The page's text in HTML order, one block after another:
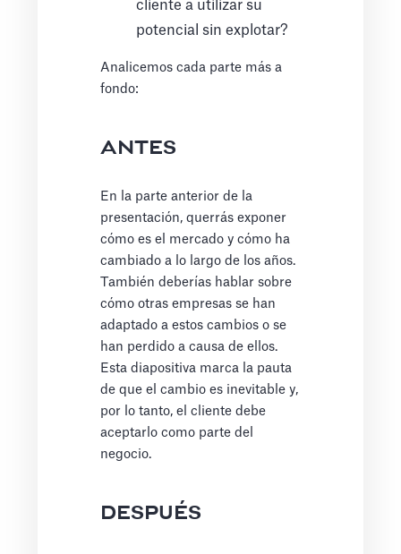
cliente a utilizar su
potencial sin explotar?
Analicemos cada parte más a
fondo:
ANTES
En la parte anterior de la
presentación, querrás exponer
cómo es el mercado y cómo ha
cambiado a lo largo de los años.
También deberías hablar sobre
cómo otras empresas se han
adaptado a estos cambios o se
han perdido a causa de ellos.
Esta diapositiva marca la pauta
de que el cambio es inevitable y,
por lo tanto, el cliente debe
aceptarlo como parte del
negocio.
DESPUÉS